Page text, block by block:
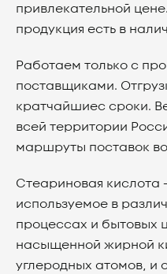
привлекательной
продукция есть в
Работаем только с
поставщиками.
кратчайшиес сроки.
всей территории
маршруты поставок
Стеариновая кислота
используемое в
процессах и бытовых
насыщенной жирной
углеродных атомов, и